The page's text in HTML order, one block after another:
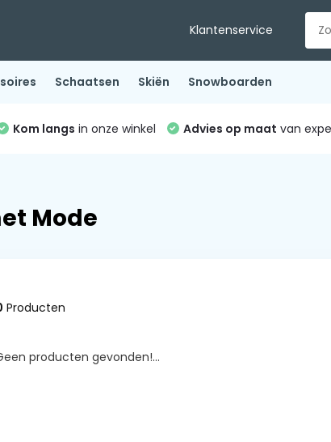
Klantenservice
Schaatsen Skiën Snowboarden
Kom langs in onze winkel Advies op maat van
Mode
Producten
producten gevonden!...